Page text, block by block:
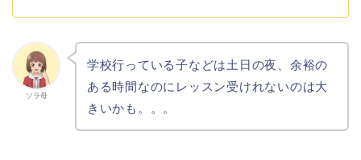
ソラ母
学校行っている子などは土日の夜、余裕の
ある時間なのにレッスン受けれないのは大
きいかも。。。